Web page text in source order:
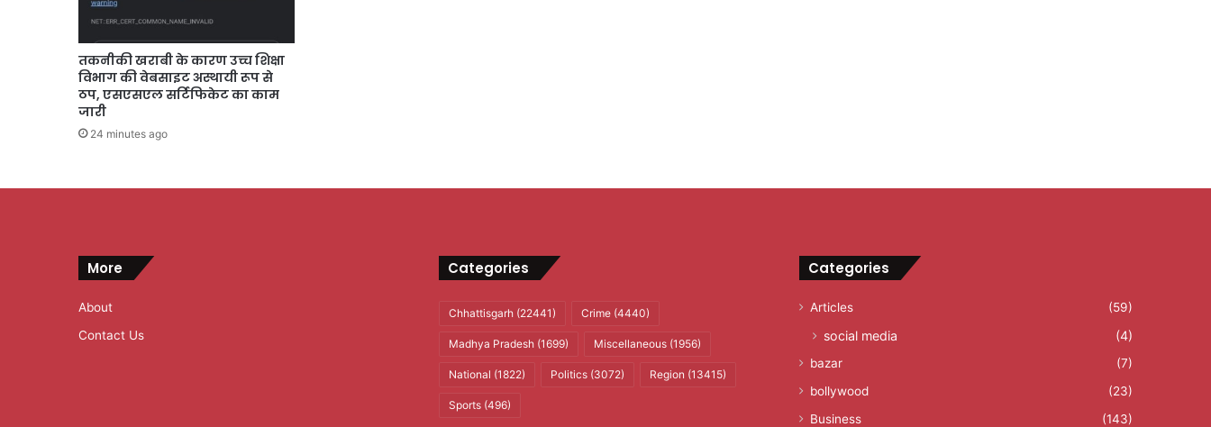
तकनीकी खराबी के कारण उच्च शिक्षा
विभाग की वेबसाइट अस्थायी रूप से
ठप, एसएसएल सर्टिफिकेट का काम
जारी
24 minutes ago
More
About
Contact Us
Categories
Chhattisgarh(22441) Crime(4440)
Madhya Pradesh(1699) Miscellaneous(1956)
National (1822) Politics(3072) Region (13415)
Sports(496)
Categories
Articles (59)
social media (4)
bazar
(7)
bollywood
(23)
Business
(143)